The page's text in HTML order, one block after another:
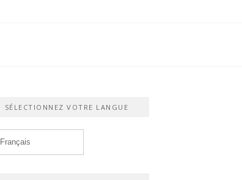
SÉLECTIONNEZ VOTRE LANGUE
Français